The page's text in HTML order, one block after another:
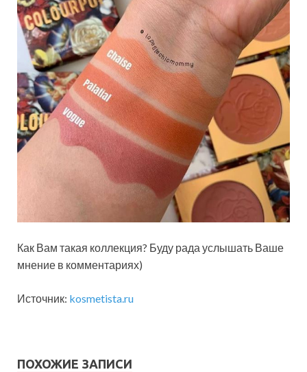
Как Вам такая коллекция? Буду рада услышать Ваше
мнение в комментариях)
Источник: kosmetista.ru
ПОХОЖИЕ ЗАПИСИ